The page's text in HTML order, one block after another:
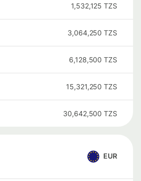
1,532,125 TZS
3,064,250 TZS
6,128,500 TZS
15,321,250 TZS
30,642,500 TZS
EUR